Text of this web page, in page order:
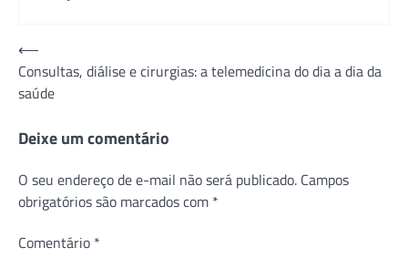
Navegação
de
Post
⟵
Consultas, diálise e cirurgias: a telemedicina do dia a dia da
saúde
Deixe um comentário
O seu endereço de e-mail não será publicado. Campos
obrigatórios são marcados com *
Comentário *